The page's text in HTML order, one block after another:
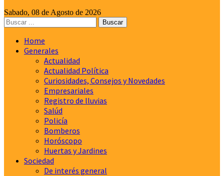
Sabado, 08 de Agosto de 2026
Home
Generales
Actualidad
Actualidad Política
Curiosidades, Consejos y Novedades
Empresariales
Registro de lluvias
Salúd
Policía
Bomberos
Horóscopo
Huertas y Jardines
Sociedad
De interés general